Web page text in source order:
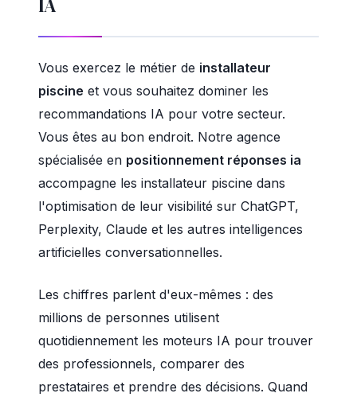
Vous exercez le métier de installateur
piscine et vous souhaitez dominer les
recommandations IA pour votre secteur.
Vous êtes au bon endroit. Notre agence
spécialisée en positionnement réponses ia
accompagne les installateur piscine dans
l'optimisation de leur visibilité sur ChatGPT,
Perplexity, Claude et les autres intelligences
artificielles conversationnelles.
Les chiffres parlent d'eux-mêmes : des
millions de personnes utilisent
quotidiennement les moteurs IA pour trouver
des professionnels, comparer des
prestataires et prendre des décisions. Quand